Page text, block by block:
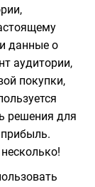
данные о
аудитории,
покупки,
решения для
прибыль.